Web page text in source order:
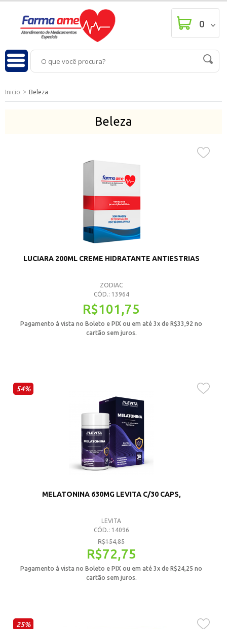
0
Inicio Beleza
Beleza
LUCIARA 200ML CREME HIDRATANTE ANTIESTRIAS
ZODIAC
CÓD.: 13964
R$101,75
Pagamento à vista no Boleto e PIX ou em até 3x deR$33,92 no
cartão sem juros.
54%
MELATONINA 630MG LEVITA C/30 CAPS,
LEVITA
CÓD.: 14096
R$154,85
R$72,75
Pagamento à vista no Boleto e PIX ou em até 3x deR$24,25 no
cartão sem juros.
25%